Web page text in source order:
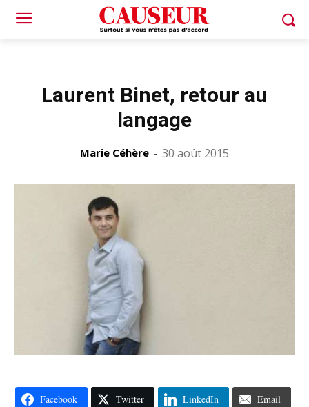
Laurent Binet, retour au
langage
Marie Céhère - 30 août 2015
Facebook Twitter LinkedIn Email